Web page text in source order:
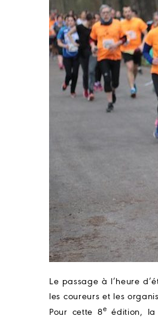
Le passage à l’heure
les coureurs et les
Pour cette 8e
édition, la